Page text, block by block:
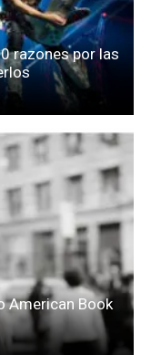
razones por las
American Book